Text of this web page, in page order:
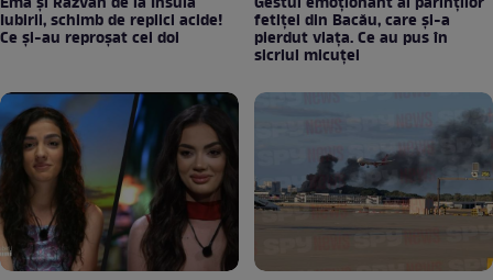
Iubirii, schimb de replici acide!
Ce și-au reproșat cei doi
fetiței din Bacău, care și-a
pierdut viața. Ce au pus în
sicriul micuței